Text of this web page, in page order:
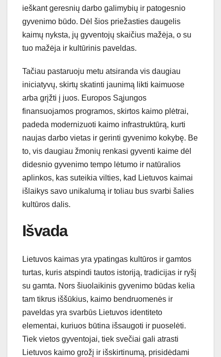
ieškant geresnių darbo galimybių ir patogesnio
gyvenimo būdo. Dėl šios priežasties daugelis
kaimų nyksta, jų gyventojų skaičius mažėja, o su
tuo mažėja ir kultūrinis paveldas.
Tačiau pastaruoju metu atsiranda vis daugiau
iniciatyvų, skirtų skatinti jaunimą likti kaimuose
arba grįžti į juos. Europos Sąjungos
finansuojamos programos, skirtos kaimo plėtrai,
padeda modernizuoti kaimo infrastruktūrą, kurti
naujas darbo vietas ir gerinti gyvenimo kokybę. Be
to, vis daugiau žmonių renkasi gyventi kaime dėl
didesnio gyvenimo tempo lėtumo ir natūralios
aplinkos, kas suteikia vilties, kad Lietuvos kaimai
išlaikys savo unikalumą ir toliau bus svarbi šalies
kultūros dalis.
Išvada
Lietuvos kaimas yra ypatingas kultūros ir gamtos
turtas, kuris atspindi tautos istoriją, tradicijas ir ryšį
su gamta. Nors šiuolaikinis gyvenimo būdas kelia
tam tikrus iššūkius, kaimo bendruomenės ir
paveldas yra svarbūs Lietuvos identiteto
elementai, kuriuos būtina išsaugoti ir puoselėti.
Tiek vietos gyventojai, tiek svečiai gali atrasti
Lietuvos kaimo grožį ir išskirtinumą, prisidėdami